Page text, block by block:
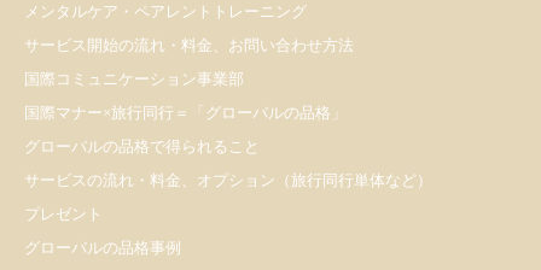
メンタルケア・ペアレントトレーニング
サービス開始の流れ・料金、お問い合わせ方法
国際コミュニケーション事業部
国際マナー×旅行同行＝「グローバルの品格」
グローバルの品格で得られること
サービスの流れ・料金、オプション（旅行同行単体など）
プレゼント
​グローバルの品格事例